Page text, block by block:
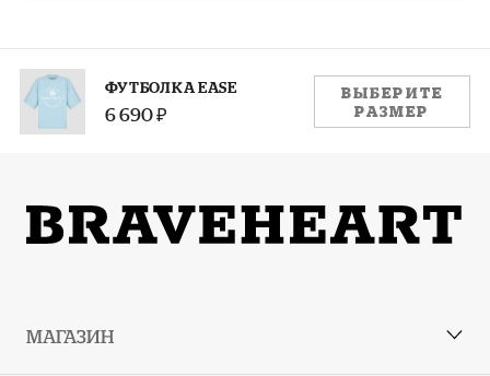
РАЗМЕР:
Руководство по размерам
ФУТБОЛКА EASE
6 690 ₽
ВЫБЕРИТЕ
РАЗМЕР
МАГАЗИН